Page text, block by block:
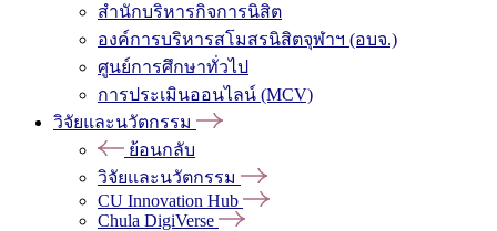
สำนักบริหารกิจการนิสิต
องค์การบริหารสโมสรนิสิตจุฬาฯ (อบจ.)
ศูนย์การศึกษาทั่วไป
การประเมินออนไลน์ (MCV)
วิจัยและนวัตกรรม
ย้อนกลับ
วิจัยและนวัตกรรม
CU Innovation Hub
Chula DigiVerse